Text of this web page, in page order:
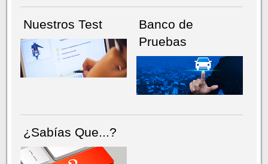
Nuestros Test
Banco de
Pruebas
¿Sabías Que...?